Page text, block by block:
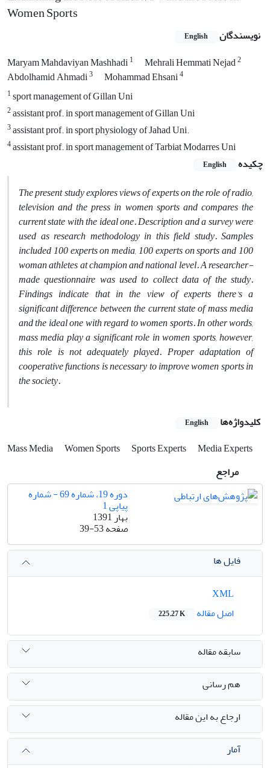
Women Sports
نویسندگان English
Maryam Mahdaviyan Mashhadi1 Mehrali Hemmati Nejad2
Abdolhamid Ahmadi3 Mohammad Ehsani4
1sport management of Gillan Uni
2assistant prof. in sport management of Gillan Uni
3assistant prof. in sport physiology of Jahad Uni.
4assistant prof. in sport management of Tarbiat Modarres Uni
چکیده
English
The present study explores views of experts on the role of radio,
television and the press in women sports and compares the
current state with the ideal one. Description and a survey were
used as research methodology in this field study. Samples
included 100 experts on media, 100 experts on sports and 100
woman athletes at champion and national level. A researcher-
made questionnaire was used to collect data of the study.
Findings indicate that in the view of experts there’s a
significant difference between the current state of mass media
and the ideal one with regard to women sports. In other words,
mass media play a significant role in women sports, however,
this role is not adequately played. Proper adaptation of
cooperative functions is necessary to improve women sports in
the society.
کلیدواژه‌ها English
Mass Media Women Sports Sports Experts
Media Experts
مراجع
دوره 19، شماره 69 - شماره
پیاپی 1
بهار 1391
صفحه39-53
فایل ها
اصل مقاله
225.27 K
سابقه مقاله
هم رسانی
ارجاع به این مقاله
آمار